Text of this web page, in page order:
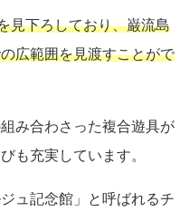
見下ろしており、巌流島
広範囲を見渡すことがで
み合わさった複合遊具が
も充実しています。
ュ記念館」と呼ばれるチ